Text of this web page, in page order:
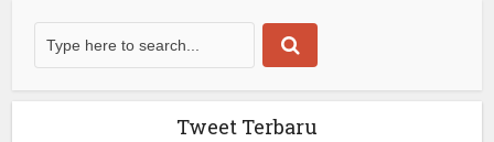
Tweet Terbaru